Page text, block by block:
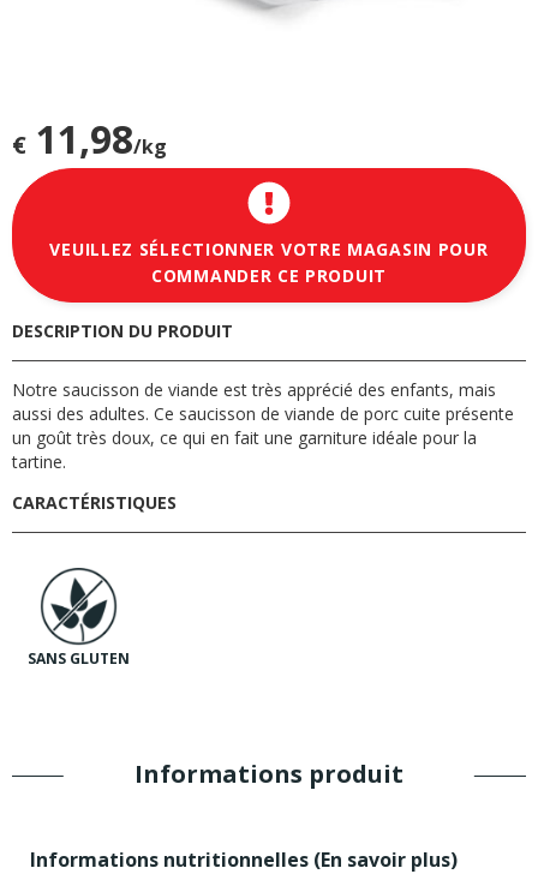
€ 11,98/kg
VEUILLEZ SÉLECTIONNER VOTRE MAGASIN POUR
COMMANDER CE PRODUIT
DESCRIPTION DU PRODUIT
Notre saucisson de viande est très apprécié des enfants, mais
aussi des adultes. Ce saucisson de viande de porc cuite présente
un goût très doux, ce qui en fait une garniture idéale pour la
tartine.
CARACTÉRISTIQUES
SANS GLUTEN
Informations produit
Informations nutritionnelles (En savoir plus)